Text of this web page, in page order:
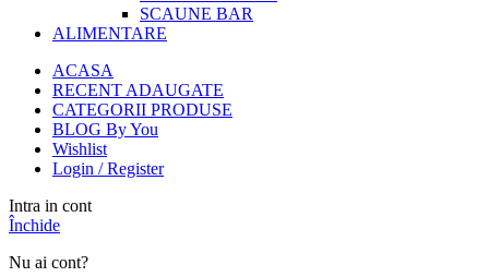
SCAUNE BAR
ALIMENTARE
ACASA
RECENT ADAUGATE
CATEGORII PRODUSE
BLOG By You
Wishlist
Login / Register
Intra in cont
Închide
Nu ai cont?